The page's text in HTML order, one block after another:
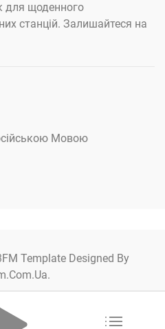
для щоденного
станцій. Залишайтеся на
Мовою
Template Designed By